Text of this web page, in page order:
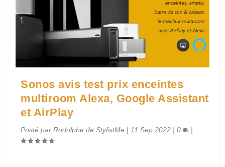
Sonos avis test prix enceintes
multiroom Alexa, Google Assistant
et AirPlay
Posté parRodolphe de StylistMe | 11 Sep 2022 |0 |